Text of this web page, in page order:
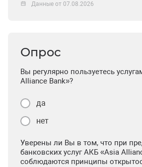
Данные от 07.08.2026
Опрос
Вы регулярно пользуетесь
Alliance Bank»?
да
нет
Уверены ли Вы в том, что при
банковских услуг АКБ «Asia
соблюдаются принципы